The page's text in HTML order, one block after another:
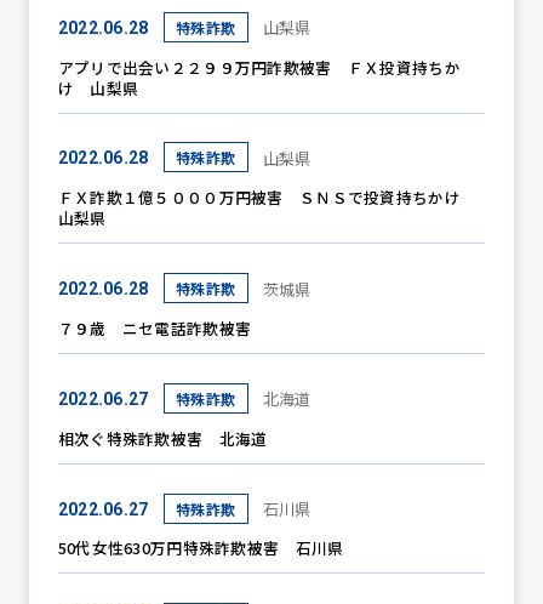
2022.06.28 特殊詐欺
山梨県
アプリで出会い２２９９万円詐欺被害 ＦＸ投資持ちか
け 山梨県
2022.06.28 特殊詐欺
山梨県
ＦＸ詐欺１億５０００万円被害 ＳＮＳで投資持ちかけ
山梨県
2022.06.28 特殊詐欺
茨城県
７９歳 ニセ電話詐欺被害
2022.06.27 特殊詐欺
北海道
相次ぐ特殊詐欺被害 北海道
2022.06.27 特殊詐欺
石川県
50代女性630万円特殊詐欺被害 石川県